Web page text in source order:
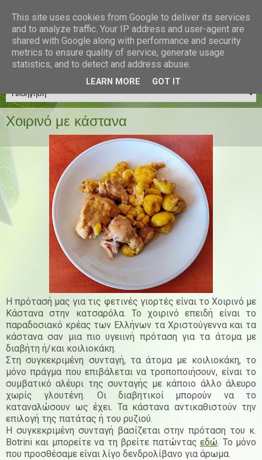
Διατροφή & Fitness
Διαιτολογικό Γραφείο
Μακρατζάκη Χριστίνα
MSc Διαιτολόγος - Διατροφολόγος
Χοιρινό με κάστανα
Η πρότασή μας για τις φετινές γιορτές είναι το Χοιρινό με
Κάστανα στην κατσαρόλα. Το χοιρινό επειδή είναι το
παραδοσιακό κρέας των Ελλήνων τα Χριστούγεννα και τα
κάστανα σαν μια πιο υγειινή πρόταση για τα άτομα με
διαβήτη ή/και κοιλιοκάκη.
Στη συγκεκριμένη συνταγή, τα άτομα με κοιλιοκάκη, το
μόνο πράγμα που επιβάλεται να τροποποιήσουν, είναι το
συμβατικό αλέυρι της συνταγής με κάποιο άλλο άλευρο
χωρίς γλουτένη. Οι διαβητικοί μπορούν να το
καταναλώσουν ως έχει. Τα κάστανα αντικαθιστούν την
επιλογή της πατάτας ή του ρυζιού.
Η συγκεκριμένη συνταγή βασίζεται στην πρόταση του κ.
Botrini και μπορείτε να τη βρείτε πατώνταςεδώ. Το μόνο
που προσθέσαμε είναι λίγο δενδρολίβανο για άρωμα.
This site uses cookies from Google to deliver its services
and to analyze traffic. Your IP address and user-agent are
shared with Google along with performance and security
metrics to ensure quality of service, generate usage
statistics, and to detect and address abuse.
LEARN MORE GOT IT